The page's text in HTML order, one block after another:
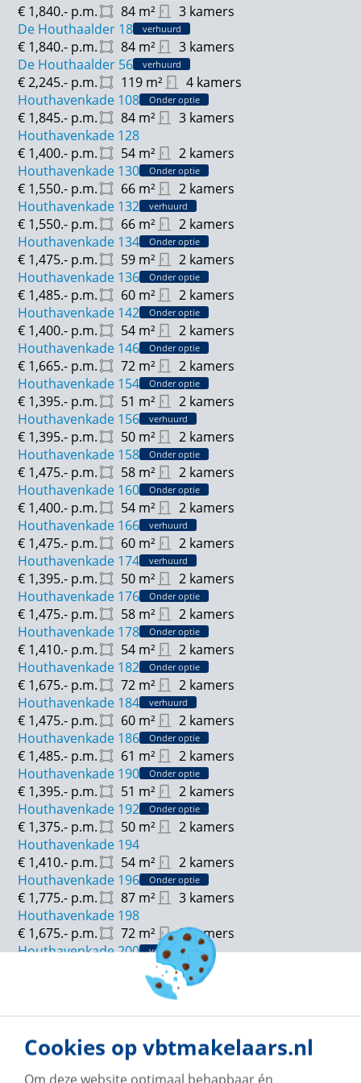
de gezellige cafés en restaurants je verwelkomen.
volop mogelijkheden voor recreatie en ontspanning.
Bereikbaarheid
De Houthavenkade in Zaandam is bijzonder goed
bereikbaar. Zowel met de auto, het openbaar
vervoer, de fiets of te voet. Met de auto rijd je
gemakkelijk via de N203 en Houthavenstraat,
waardoor je snel en eenvoudig de stad in en weer uit
bent. In de garage zijn parkeerplaatsen te huur,
waarvan een deel beschikt over EV laadfaciliteiten.
Pak je liever de bus? Voor de deur stopt buslijn 64 die
een directe verbinding heeft met het treinstation van
Zaandam.
Ook fietsers profiteren van uitstekende fietspaden en
-routes die de locatie moeiteloos bereikbaar maken.
Bovendien zijn er voor bewoners (gedeelde)
fietsenstallingen beschikbaar. Maar lopen kan ook,
want het centrum van Zaandam is middels een kleine
wandeling gemakkelijk te bereiken. De
Houthavenkade combineert een centrale ligging met
optimaal gemak – ideaal voor jouw nieuwe thuis.
De getoonde afbeeldingen zijn van een ander
appartement binnen het project en kunnen daarom
afwijken van de feitelijke situatie.
84 m² 3 kamers
€ 1,840.- p.m.
De Houthaalder 18
verhuurd
84 m² 3 kamers
€ 1,840.- p.m.
De Houthaalder 56
verhuurd
119 m² 4 kamers
€ 2,245.- p.m.
Houthavenkade 108
Onder optie
84 m² 3 kamers
€ 1,845.- p.m.
Houthavenkade 128
54 m² 2 kamers
€ 1,400.- p.m.
Houthavenkade 130
Onder optie
66 m² 2 kamers
€ 1,550.- p.m.
Houthavenkade 132
verhuurd
66 m² 2 kamers
€ 1,550.- p.m.
Houthavenkade 134
Onder optie
59 m² 2 kamers
€ 1,475.- p.m.
Houthavenkade 136
Onder optie
60 m² 2 kamers
€ 1,485.- p.m.
Houthavenkade 142
Onder optie
54 m² 2 kamers
€ 1,400.- p.m.
Houthavenkade 146
Onder optie
72 m² 2 kamers
€ 1,665.- p.m.
Houthavenkade 154
Onder optie
51 m² 2 kamers
€ 1,395.- p.m.
Houthavenkade 156
verhuurd
50 m² 2 kamers
€ 1,395.- p.m.
Houthavenkade 158
Onder optie
58 m² 2 kamers
€ 1,475.- p.m.
Houthavenkade 160
Onder optie
54 m² 2 kamers
€ 1,400.- p.m.
Houthavenkade 166
verhuurd
60 m² 2 kamers
€ 1,475.- p.m.
Houthavenkade 174
verhuurd
50 m² 2 kamers
€ 1,395.- p.m.
Houthavenkade 176
Onder optie
58 m² 2 kamers
€ 1,475.- p.m.
Houthavenkade 178
Onder optie
54 m² 2 kamers
€ 1,410.- p.m.
Houthavenkade 182
Onder optie
72 m² 2 kamers
€ 1,675.- p.m.
Houthavenkade 184
verhuurd
60 m² 2 kamers
€ 1,475.- p.m.
Houthavenkade 186
Onder optie
61 m² 2 kamers
€ 1,485.- p.m.
Houthavenkade 190
Onder optie
51 m² 2 kamers
€ 1,395.- p.m.
Houthavenkade 192
Onder optie
50 m² 2 kamers
€ 1,375.- p.m.
Houthavenkade 194
54 m² 2 kamers
€ 1,410.- p.m.
Houthavenkade 196
Onder optie
87 m² 3 kamers
€ 1,775.- p.m.
Houthavenkade 198
72 m² 2 kamers
€ 1,675.- p.m.
Houthavenkade 200
verhuurd
m² 2 kamers
Onder optie
Houthavenkade 208
50 m² 2 kamers
€ 1,375.-p.m.
Houthavenkade 210
Onder optie
54m² 2 kamers
€ 1,420.-p.m.
Cookies op vbtmakelaars.nl
Om deze website optimaal behapbaar én